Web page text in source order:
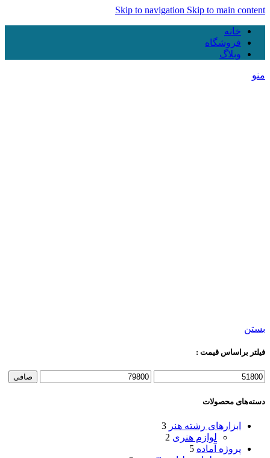
Skip to navigation Skip to main content
خانه
فروشگاه
وبلاگ
منو
بستن
فیلتر براساس قیمت :
صافی
دسته‌های محصولات
ابزارهای رشته هنر 3
لوازم هنری 2
پروژه آماده 5